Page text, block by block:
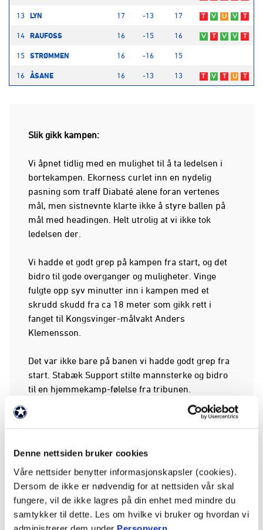
Denne nettsiden bruker cookies
Våre nettsider benytter informasjonskapsler (cookies).
Dersom de ikke er nødvendig for at nettsiden vår skal
fungere, vil de ikke lagres på din enhet med mindre du
samtykker til dette. Les om hvilke vi bruker og hvordan vi
13 LYN 17 -13 17 T V U V T
14 RAUFOSS 16 -15 16 V T V V T
15 STRØMMEN 16 -16 15
16 ÅSANE 16 -13 13 T V T U T
Slik gikk kampen:
Vi åpnet tidlig med en mulighet til å ta ledelsen i
bortekampen. Ekorness curlet inn en nydelig
pasning som traff Diabaté alene foran vertenes
mål, men sistnevnte klarte ikke å styre ballen på
mål med headingen. Helt utrolig at vi ikke tok
ledelsen der.
Vi hadde et godt grep på kampen fra start, og det
bidro til gode overganger og muligheter. Vinge
fulgte opp syv minutter inn i kampen med et
skrudd skudd fra ca 18 meter som gikk rett i
fanget til Kongsvinger-målvakt Anders
Klemensson.
Det var ikke bare på banen vi hadde godt grep fra
start. Stabæk Support stilte mannsterke og bidro
til en hjemmekamp-følelse fra tribunen.
Da uret nærmet seg 14 minutter kom Kongsvinger
på en overgang som endte med et skuddforsøk fra
til side for Stabæk-målet.
Vi fortsatte å produsere til tross for forsøket til
Kongsvinger. Hjemmelaget slet veldig med våre
fotrappe unge spillere, og flere ganger måtte de ty